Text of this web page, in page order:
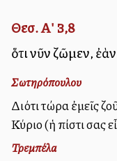
Θεσ. Α' 3,8
ὅτι νῦν ζῶμεν,
Σωτηρόπουλου
Διότι τώρα ἐμεῖς
Κύριο (ἡ πίστι σας
Τρεμπέλα